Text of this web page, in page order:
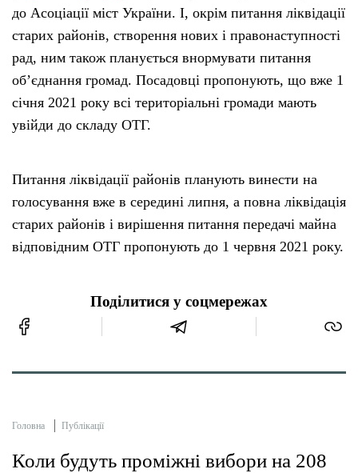
до Асоціації міст України. І, окрім питання ліквідації
старих районів, створення нових і правонаступності
рад, ним також планується внормувати питання
об’єднання громад. Посадовці пропонують, що вже 1
січня 2021 року всі територіальні громади мають
увійди до складу ОТГ.
Питання ліквідації районів планують винести на
голосування вже в середині липня, а повна ліквідація
старих районів і вирішення питання передачі майна
відповідним ОТГ пропонують до 1 червня 2021 року.
Поділитися у соцмережах
Головна Публікації
Коли будуть проміжні вибори на 208